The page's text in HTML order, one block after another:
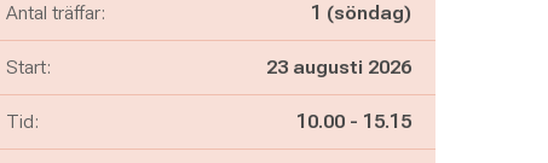
Antal träffar: 1 (söndag)
Start: 23 augusti 2026
Tid: Pågår mellan
10.00 - och
15.15